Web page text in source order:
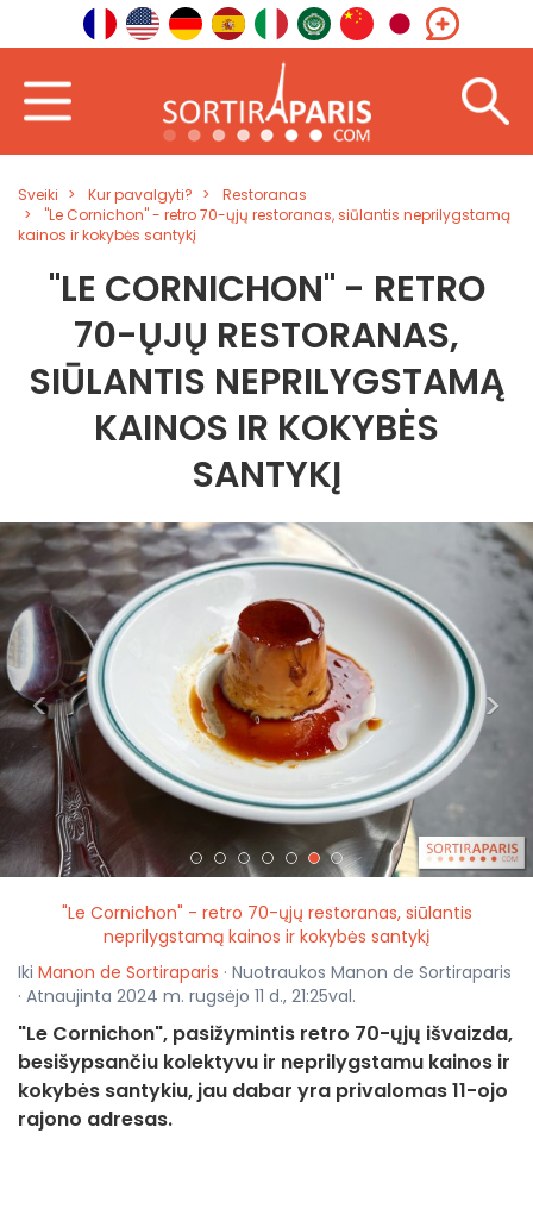
Sveiki Kur pavalgyti?
Restoranas
"Le Cornichon" - retro 70-ųjų restoranas, siūlantis neprilygstamą
kainos ir kokybės santykį
"LE CORNICHON" - RETRO
70-ŲJŲ RESTORANAS,
SIŪLANTIS NEPRILYGSTAMĄ
KAINOS IR KOKYBĖS
SANTYKĮ
< >
"Le Cornichon" - retro 70-ųjų restoranas, siūlantis
neprilygstamą kainos ir kokybės santykį
Iki Manon de Sortiraparis · Nuotraukos Manon de Sortiraparis
· Atnaujinta 2024 m. rugsėjo 11 d., 21:25val.
"Le Cornichon", pasižymintis retro 70-ųjų išvaizda,
besišypsančiu kolektyvu ir neprilygstamu kainos ir
kokybės santykiu, jau dabar yra privalomas 11-ojo
rajono adresas.